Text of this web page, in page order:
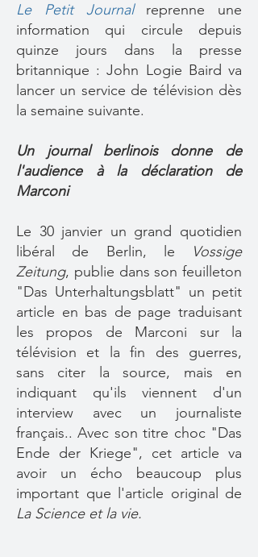
Le Petit Journal
reprenne une
information qui circule depuis
quinze jours dans la presse
britannique : John Logie Baird va
lancer un service de télévision dès
la semaine suivante.
Un journal berlinois donne de
l'audience à la déclaration de
Marconi
Le 30 janvier un grand quotidien
libéral de Berlin, le
Vossige
Zeitung, publie dans son feuilleton
"Das Unterhaltungsblatt" un petit
article en bas de page traduisant
les propos de Marconi sur la
télévision et la fin des guerres,
sans citer la source, mais en
indiquant qu'ils viennent d'un
interview avec un journaliste
français.. Avec son titre choc "Das
Ende der Kriege", cet article va
avoir un écho beaucoup plus
important que l'article original de
La Science et la vie.